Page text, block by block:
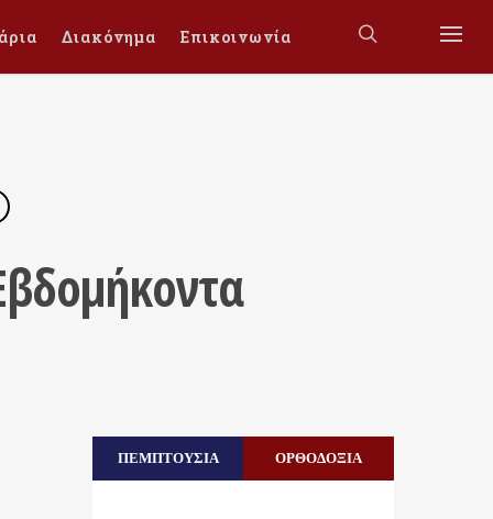
Διακόνημα Επικοινωνία
ΠΕΜΠΤΟΥΣΙΑ ΟΡΘΟΔΟΞΙΑ